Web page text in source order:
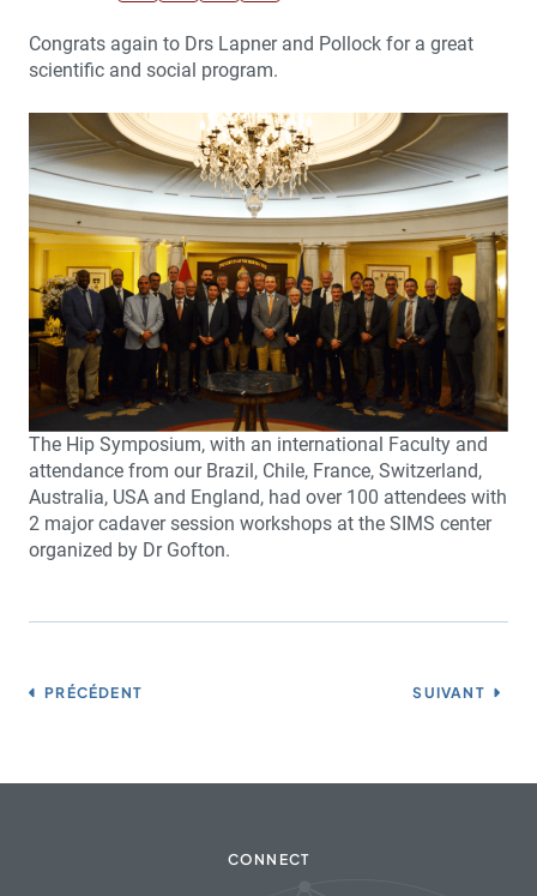
Congrats again to Drs Lapner and Pollock for a great
scientific and social program.
The Hip Symposium, with an international Faculty and
attendance from our Brazil, Chile, France, Switzerland,
Australia, USA and England, had over 100 attendees with
2 major cadaver session workshops at the SIMS center
organized by Dr Gofton.
PRÉCÉDENT SUIVANT
CONNECT